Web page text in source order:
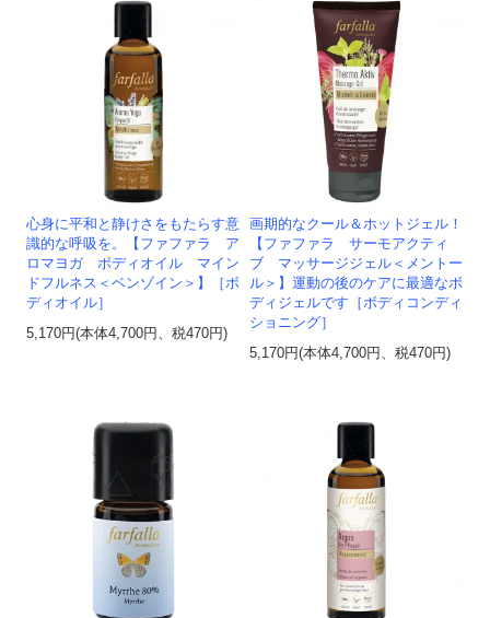
心身に平和と静けさをもたらす意
識的な呼吸を。【ファファラ ア
ロマヨガ ボディオイル マイン
ドフルネス＜ベンゾイン＞】［ボ
ディオイル］
5,170円(本体4,700円、税470円)
画期的なクール＆ホットジェル！
【ファファラ サーモアクティ
ブ マッサージジェル＜メントー
ル＞】運動の後のケアに最適なボ
ディジェルです［ボディコンディ
ショニング］
5,170円(本体4,700円、税470円)